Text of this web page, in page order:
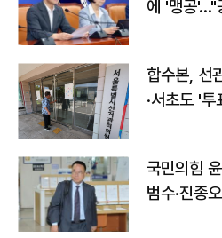
에 '맹공'…"
합수본, 선
·서초도 '
국민의힘
범수·진종